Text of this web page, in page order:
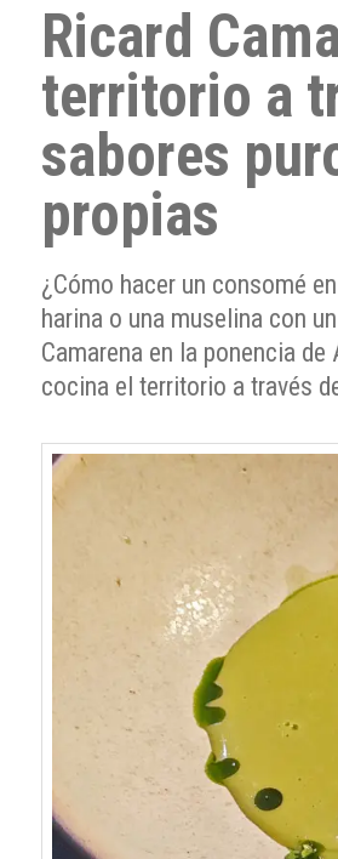
Ricard
territorio a
sabores
propias
¿Cómo hacer un consomé
harina o una muselina con
Camarena en la ponencia
cocina el territorio a través